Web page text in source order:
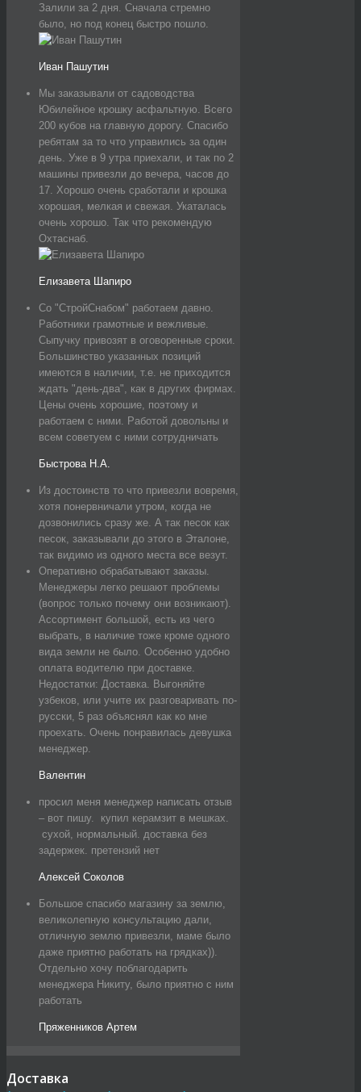
Залили за 2 дня. Сначала стремно
было, но под конец быстро пошло.
Иван Пашутин
Мы заказывали от садоводства
Юбилейное крошку асфальтную. Всего
200 кубов на главную дорогу. Спасибо
ребятам за то что управились за один
день. Уже в 9 утра приехали, и так по 2
машины привезли до вечера, часов до
17. Хорошо очень сработали и крошка
хорошая, мелкая и свежая. Укаталась
очень хорошо. Так что рекомендую
Охтаснаб.
Елизавета Шапиро
Со "СтройСнабом" работаем давно.
Работники грамотные и вежливые.
Сыпучку привозят в оговоренные сроки.
Большинство указанных позиций
имеются в наличии, т.е. не приходится
ждать "день-два", как в других фирмах.
Цены очень хорошие, поэтому и
работаем с ними. Работой довольны и
всем советуем с ними сотрудничать
Быстрова Н.А.
Из достоинств то что привезли вовремя,
хотя понервничали утром, когда не
дозвонились сразу же. А так песок как
песок, заказывали до этого в Эталоне,
так видимо из одного места все везут.
Оперативно обрабатывают заказы.
Менеджеры легко решают проблемы
(вопрос только почему они возникают).
Ассортимент большой, есть из чего
выбрать, в наличие тоже кроме одного
вида земли не было. Особенно удобно
оплата водителю при доставке.
Недостатки: Доставка. Выгоняйте
узбеков, или учите их разговаривать по-
русски, 5 раз объяснял как ко мне
проехать. Очень понравилась девушка
менеджер.
Валентин
просил меня менеджер написать отзыв
– вот пишу. купил керамзит в мешках.
сухой, нормальный. доставка без
задержек. претензий нет
Алексей Соколов
Большое спасибо магазину за землю,
великолепную консультацию дали,
отличную землю привезли, маме было
даже приятно работать на грядках)).
Отдельно хочу поблагодарить
менеджера Никиту, было приятно с ним
работать
Пряженников Артем
Доставка